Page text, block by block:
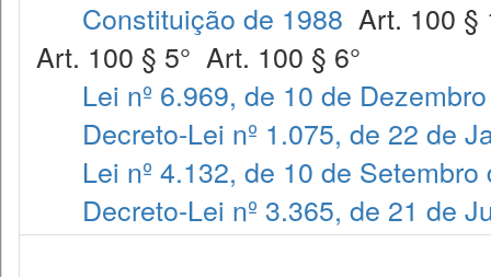
Constituição de 1988 Art. 100
Art. 100 § 5° Art. 100 § 6°
Lei nº 6.969, de 10 de
Decreto-Lei nº 1.075, de 22 de
Lei nº 4.132, de 10 de Setembro
Decreto-Lei nº 3.365, de 21 de